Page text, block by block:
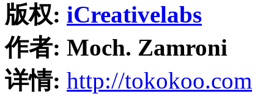
版权: iCreativelabs
作者: Moch. Zamroni
详情: http://tokokoo.com